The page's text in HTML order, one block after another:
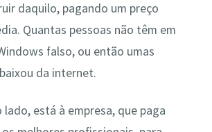
daquilo, pagando um preço
Quantas pessoas não têm em
falso, ou então umas
da internet.
está à empresa, que paga